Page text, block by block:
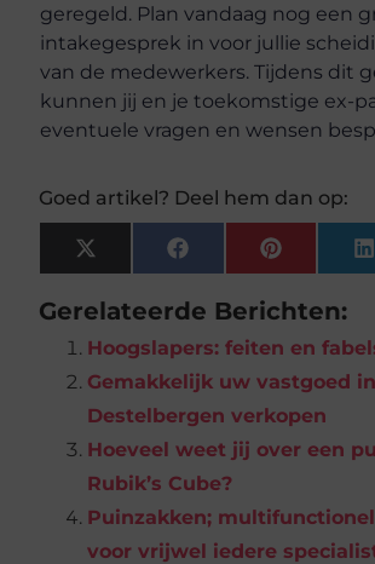
geregeld. Plan vandaag nog een
intakegesprek in voor jullie
van de medewerkers. Tijdens dit
kunnen jij en je toekomstige ex-
eventuele vragen en wensen
Goed artikel? Deel hem dan op:
X
(Twitter)
FacebookPinterest
Gerelateerde Berichten:
Hoogslapers: feiten en
Gemakkelijk uw vastgoed
Destelbergen verkopen
Hoeveel weet jij over een
Rubik’s Cube?
Puinzakken;
voor vrijwel iedere